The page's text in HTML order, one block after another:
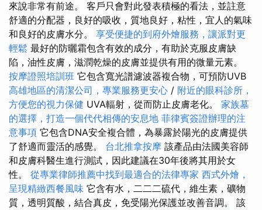
來說非常有前途。 客戶只會對此發表積極的看法，並註意
舒適的分配器，良好的吸收，質地良好，粘性，宜人的氣味
和良好的皮膚水分。 享受便捷的到府外燴服務，讓派對更
輕鬆 最好的防曬霜包含有效的成分，有助於克服皮膚缺
陷，油性皮膚，滋潤乾燥的皮膚並提供有用的微量元素。
按摩證照培訓班 它包含寬光譜濾波器複合物，可預防UVB
高雄地區的清潔公司，專業服務更安心 / 附近的眼科診所，
方便您的視力保健 UVA輻射，從而防止皮膚老化。 家族墓
的選擇，打造一個代代相傳的安息地 菲律賓簽證辦理的注
意事項 它包含DNA安全複合體，為暴露於陽光的皮膚提供
了舒適而靈活的感覺。 台北推拿按摩 該產品由法國美容師
和皮膚科醫生進行測試，因此建議在30年後將其用於女
性。 從專業律師推薦中找到最適合的法律專家 西式外燴，
呈現精緻西餐風味 它含有水，二二二硫代，維生素，礦物
質，透明質酸，結合真皮，免受陽光保護並改善音調。 該